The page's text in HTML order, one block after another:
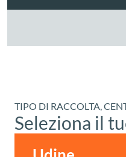
TIPO DI RACCOLTA,
Seleziona il